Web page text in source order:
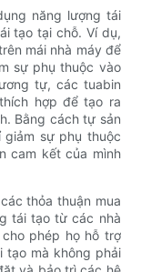
năng lượng tái
tạo tại chỗ. Ví dụ,
mái nhà máy để
sự phụ thuộc vào
tự, các tuabin
hợp để tạo ra
Bằng cách tự sản
sự phụ thuộc
cam kết của mình
thỏa thuận mua
tái tạo từ các nhà
phép họ hỗ trợ
tạo mà không phải